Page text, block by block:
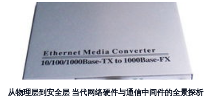
从物理层到安全层 当代网络硬件与通信中间件的全景探析